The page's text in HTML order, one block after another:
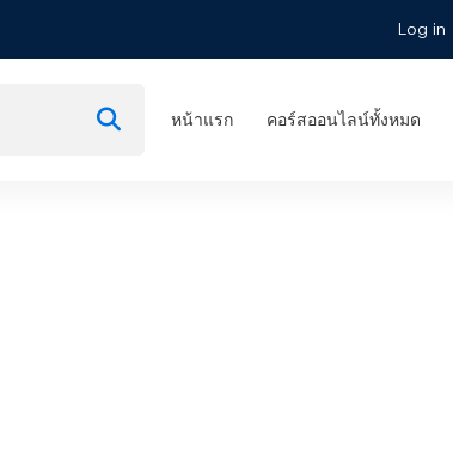
Log in
หน้าแรก คอร์สออนไลน์ทั้งหมด